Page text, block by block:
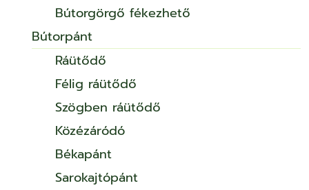
Bútorgörgő fékezhető
Bútorpánt
Ráütődő
Félig ráütődő
Szögben ráütődő
Közézáródó
Békapánt
Sarokajtópánt